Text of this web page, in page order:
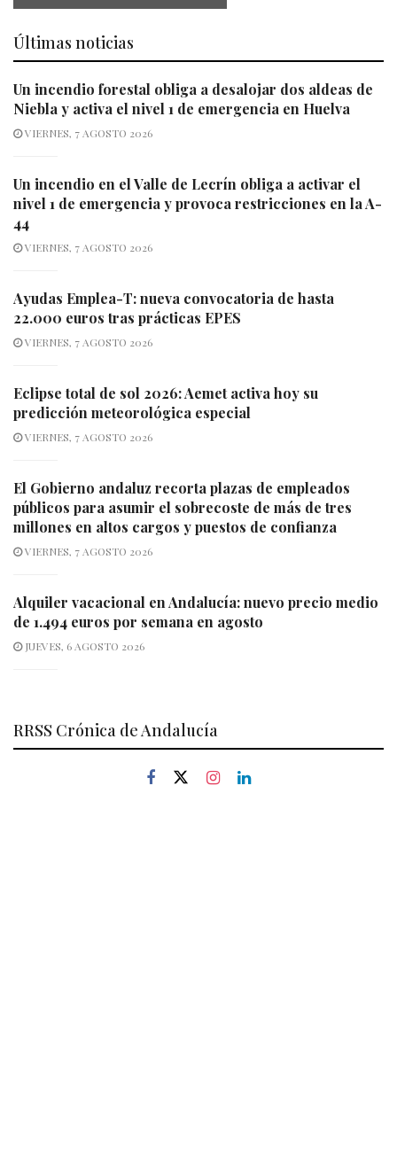
Últimas noticias
Un incendio forestal obliga a desalojar dos aldeas de
Niebla y activa el nivel 1 de emergencia en Huelva
VIERNES, 7 AGOSTO 2026
Un incendio en el Valle de Lecrín obliga a activar el
nivel 1 de emergencia y provoca restricciones en la A-
44
VIERNES, 7 AGOSTO 2026
Ayudas Emplea-T: nueva convocatoria de hasta
22.000 euros tras prácticas EPES
VIERNES, 7 AGOSTO 2026
Eclipse total de sol 2026: Aemet activa hoy su
predicción meteorológica especial
VIERNES, 7 AGOSTO 2026
El Gobierno andaluz recorta plazas de empleados
públicos para asumir el sobrecoste de más de tres
millones en altos cargos y puestos de confianza
VIERNES, 7 AGOSTO 2026
Alquiler vacacional en Andalucía: nuevo precio medio
de 1.494 euros por semana en agosto
JUEVES, 6 AGOSTO 2026
RRSS Crónica de Andalucía